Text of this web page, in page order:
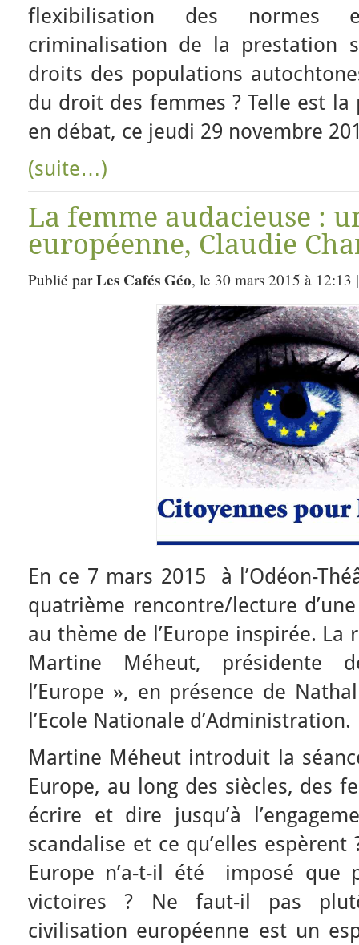
flexibilisation des normes
criminalisation de la prestation
droits des populations
du droit des femmes ? Telle est
en débat, ce jeudi 29 novembre
(suite…)
La femme audacieuse :
européenne, Claudie
Publié parLes Cafés Géo, le 30 mars 2015 à
En ce 7 mars 2015 à l’Odéon-
quatrième rencontre/lecture
au thème de l’Europe inspirée.
Martine Méheut, présidente
l’Europe », en présence de
l’Ecole Nationale d’Administration.
Martine Méheut introduit la
Europe, au long des siècles, des
écrire et dire jusqu’à
scandalise et ce qu’elles
Europe n’a-t-il été imposé que
victoires ? Ne faut-il pas
civilisation européenne est un